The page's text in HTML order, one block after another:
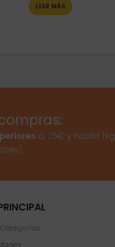
LEER MÁS
a 75€ y hasta 1kg
Categorías